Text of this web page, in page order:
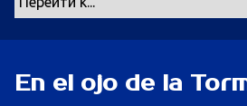
En el ojo de la